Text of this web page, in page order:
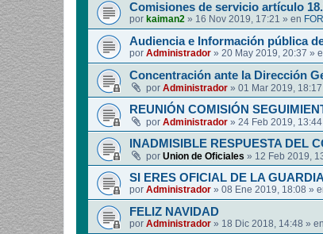
Comisiones de servicio artículo
por kaiman2 » 16 Nov 2019, 17:21 » en
Audiencia e Información pública
por Administrador » 20 May 2019, 20:37 »
Concentración ante la Dirección
por Administrador » 01 Mar 2019, 18:17
REUNIÓN COMISIÓN
por Administrador » 24 Feb 2019, 13:44
INADMISIBLE RESPUESTA DEL
por Union de Oficiales » 12 Feb 2019,
SI ERES OFICIAL DE LA
por Administrador » 08 Ene 2019, 18:08 »
FELIZ NAVIDAD
por Administrador » 18 Dic 2018, 14:48 » en